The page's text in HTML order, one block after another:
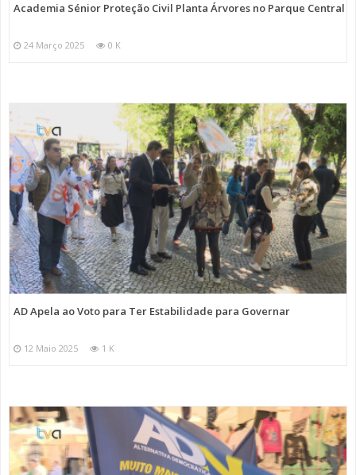
Academia Sénior Proteção Civil Planta Árvores no Parque Central
24 Março 2025 0 K
AD Apela ao Voto para Ter Estabilidade para Governar
12 Maio 2025 1 K